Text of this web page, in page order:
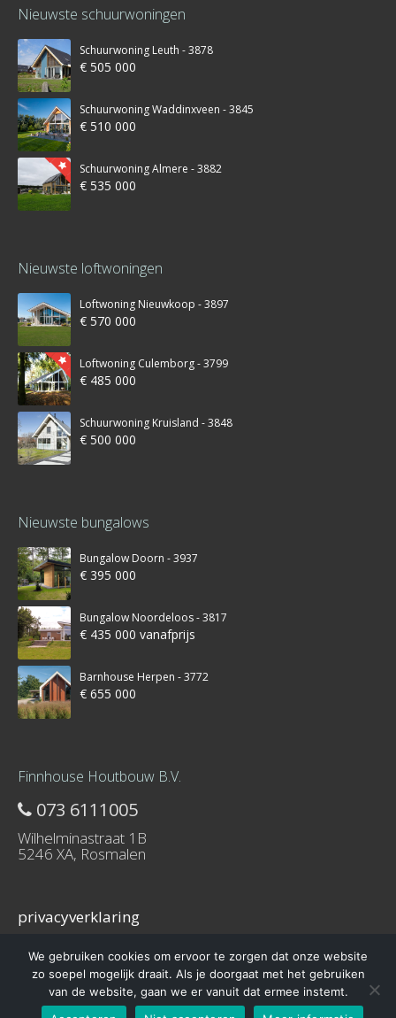
Nieuwste schuurwoningen
Schuurwoning Leuth - 3878
€ 505 000
Schuurwoning Waddinxveen - 3845
€ 510 000
Schuurwoning Almere - 3882
€ 535 000
Nieuwste loftwoningen
Loftwoning Nieuwkoop - 3897
€ 570 000
Loftwoning Culemborg - 3799
€ 485 000
Schuurwoning Kruisland - 3848
€ 500 000
Nieuwste bungalows
Bungalow Doorn - 3937
€ 395 000
Bungalow Noordeloos - 3817
€ 435 000 vanafprijs
Barnhouse Herpen - 3772
€ 655 000
Finnhouse Houtbouw B.V.
073 6111005
Wilhelminastraat 1B
5246 XA, Rosmalen
privacyverklaring
© 2016 – Schuurwoning-bouwen.nl is onderdeel van Finnhouse.nl
We gebruiken cookies om ervoor te zorgen dat onze website
zo soepel mogelijk draait. Als je doorgaat met het gebruiken
van de website, gaan we er vanuit dat ermee instemt.